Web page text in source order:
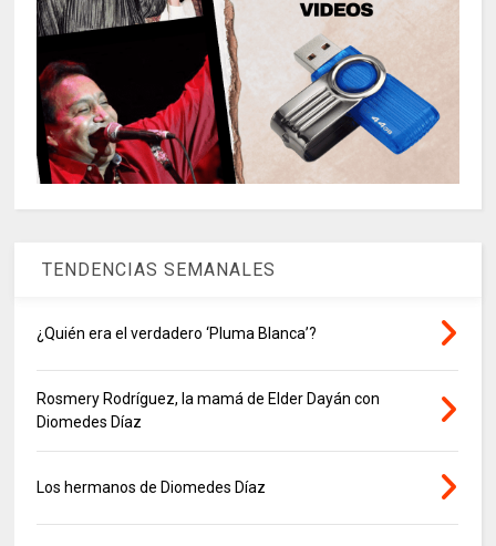
TENDENCIAS SEMANALES
¿Quién era el verdadero ‘Pluma Blanca’?
Rosmery Rodríguez, la mamá de Elder Dayán con
Diomedes Díaz
Los hermanos de Diomedes Díaz